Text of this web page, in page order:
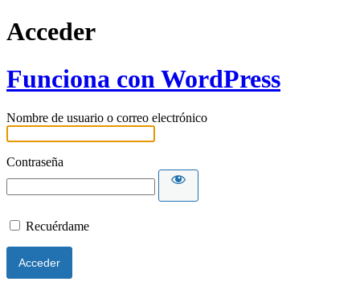
Acceder
Funciona con WordPress
Nombre de usuario o correo electrónico
Contraseña
Recuérdame